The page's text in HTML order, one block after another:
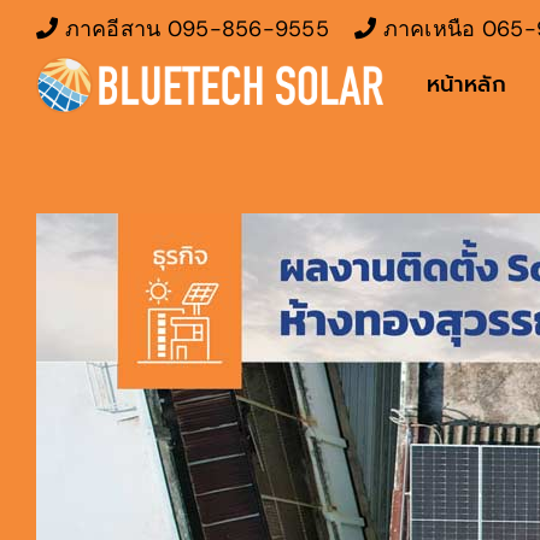
content
ภาคอีสาน 095-856-9555 ภาคเหนือ 065-
หน้าหลัก